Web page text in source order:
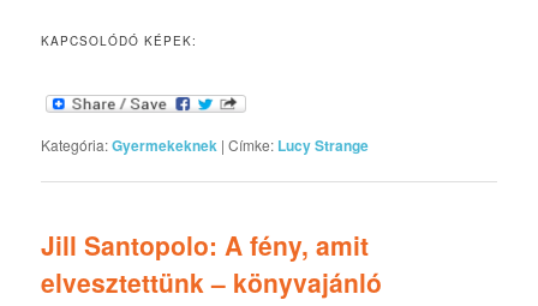
KAPCSOLÓDÓ KÉPEK:
Kategória:Gyermekeknek |Címke: Lucy Strange
Jill Santopolo: A fény, amit
elvesztettünk – könyvajánló